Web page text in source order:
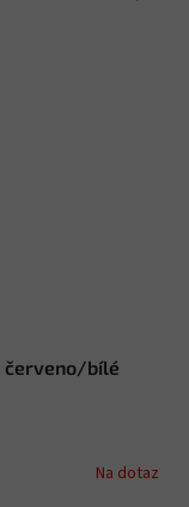
červeno/bílé
Na dotaz